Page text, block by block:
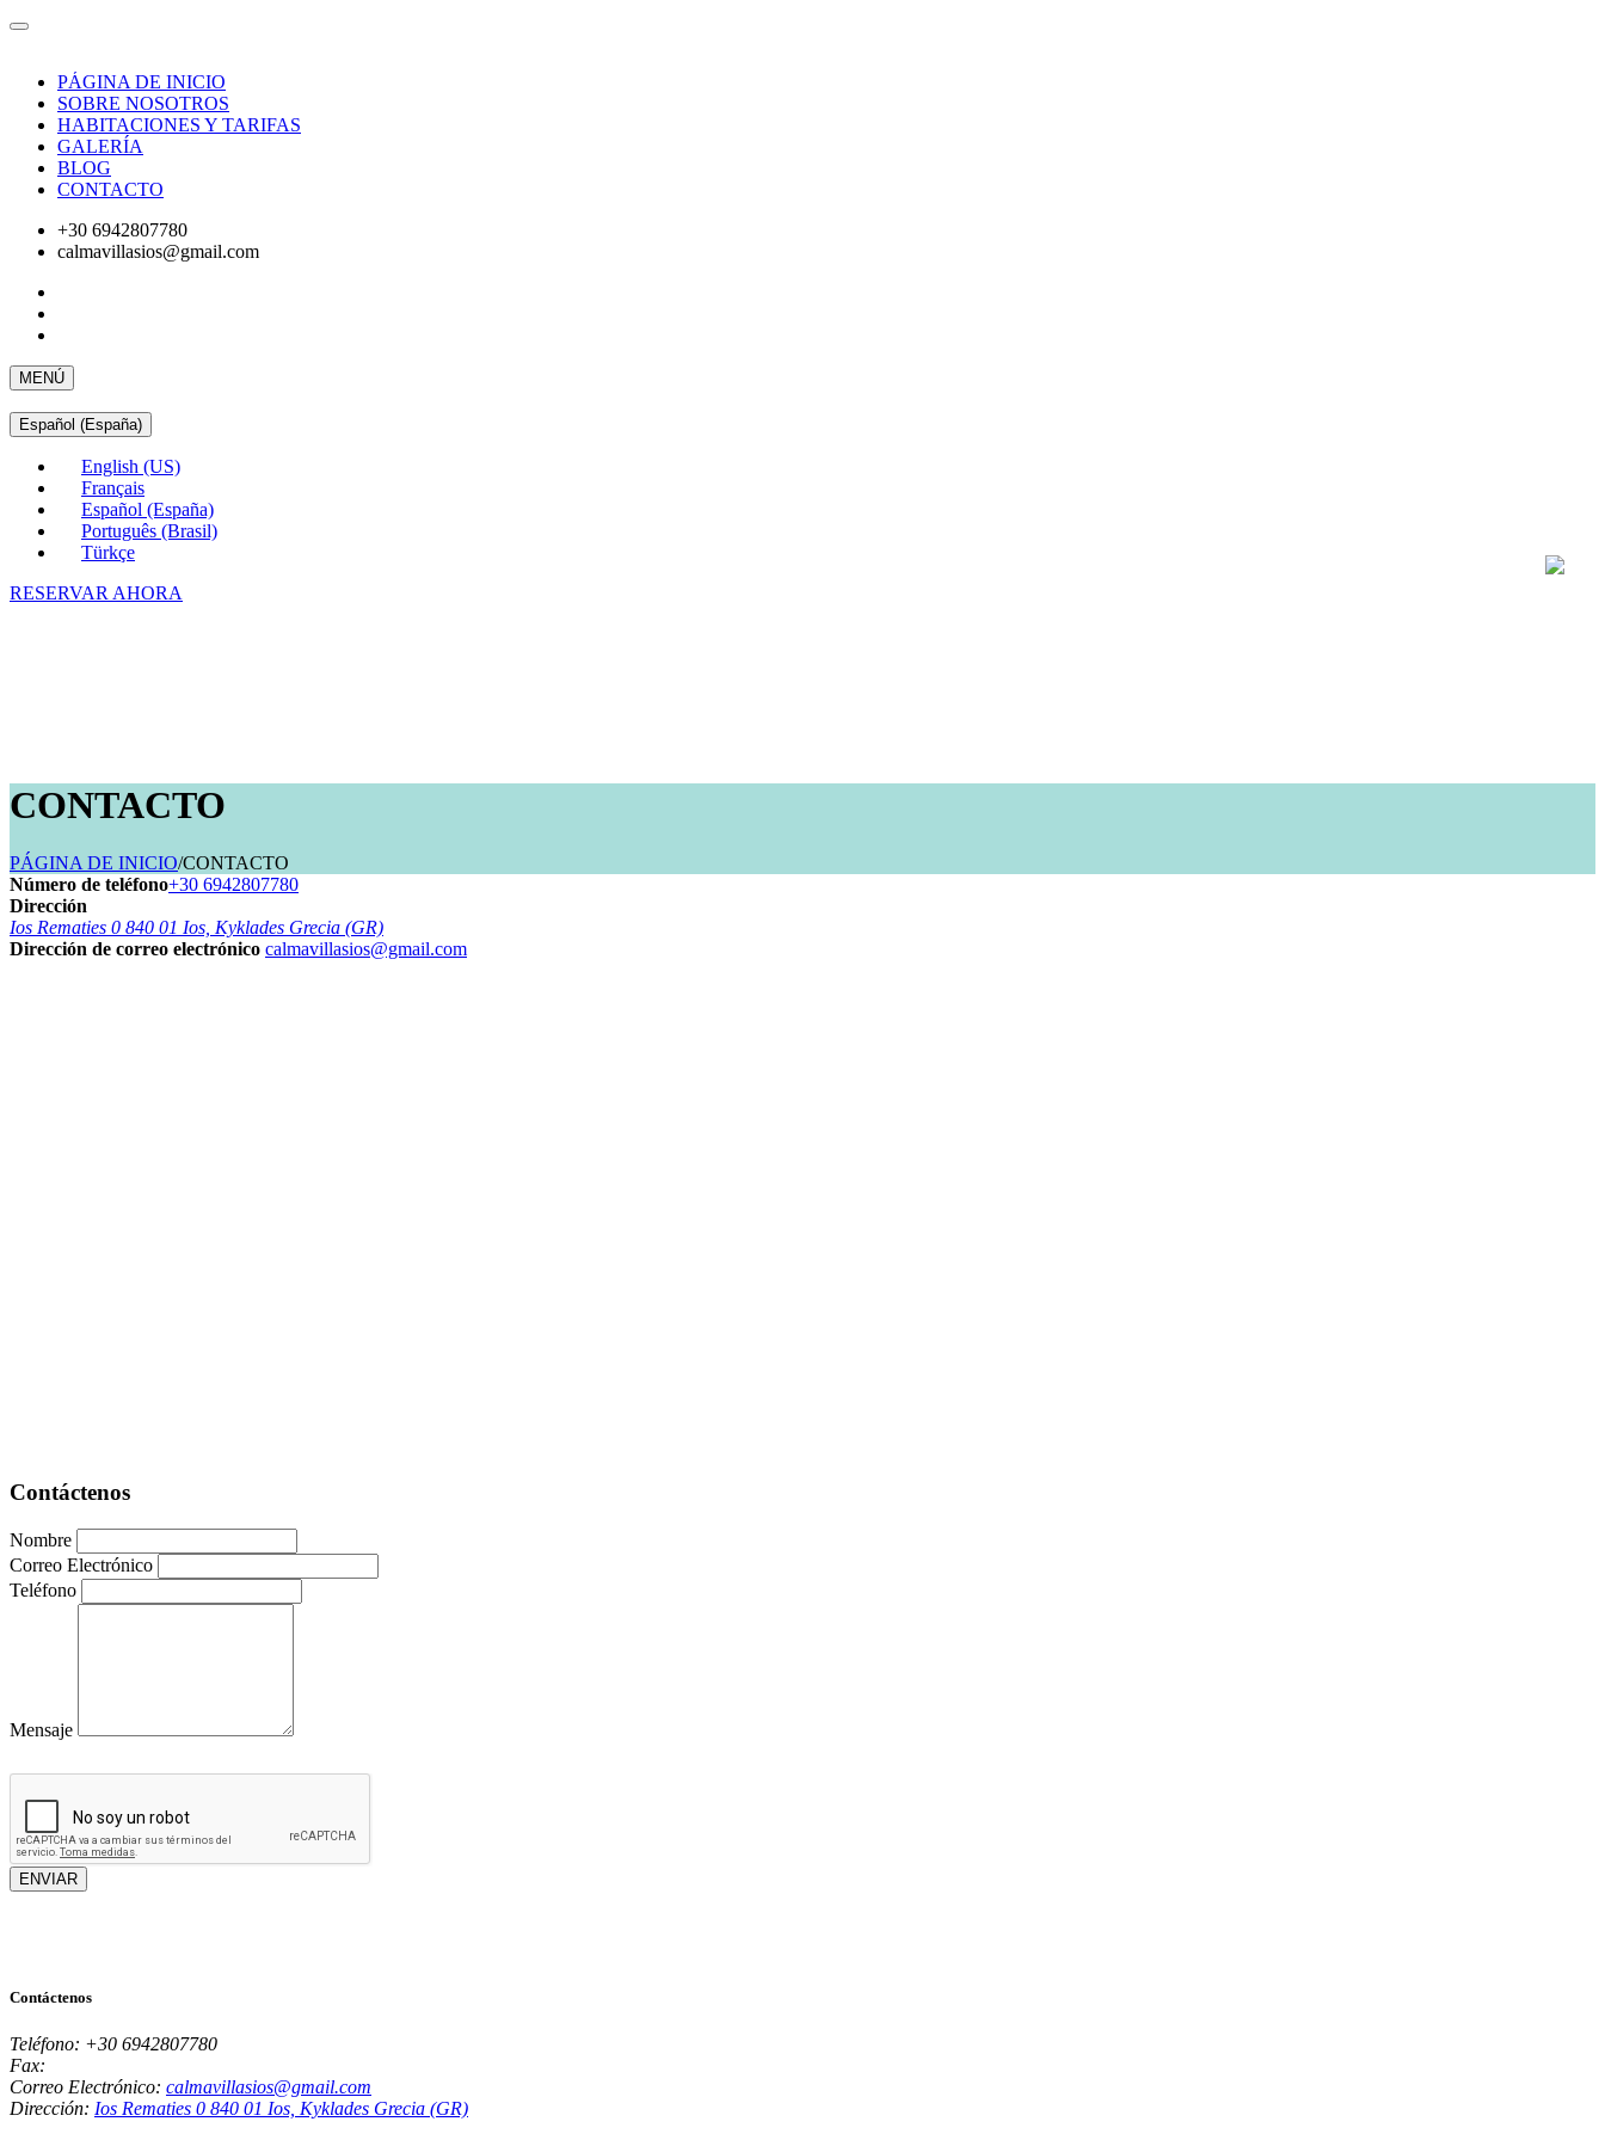
PÁGINA DE INICIO
SOBRE NOSOTROS
HABITACIONES Y TARIFAS
GALERÍA
BLOG
CONTACTO
+30 6942807780
calmavillasios@gmail.com
MENÚ
Español (España)
English (US)
Français
Español (España)
Português (Brasil)
Türkçe
RESERVAR AHORA
CONTACTO
PÁGINA DE INICIO/CONTACTO
Número de teléfono+30 6942807780
Dirección
Ios Rematies 0 840 01 Ios, Kyklades Grecia (GR)
Dirección de correo electrónico calmavillasios@gmail.com
Contáctenos
Nombre
Correo Electrónico
Teléfono
Mensaje
ENVIAR
Contáctenos
Teléfono: +30 6942807780
Fax:
Correo Electrónico: calmavillasios@gmail.com
Dirección: Ios Rematies 0 840 01 Ios, Kyklades Grecia (GR)